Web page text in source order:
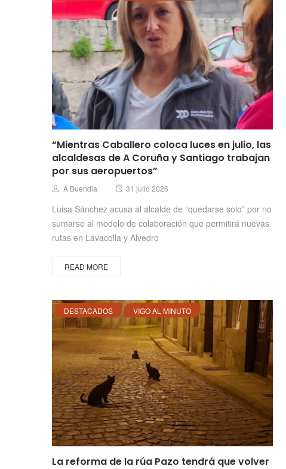
“Mientras Caballero coloca luces en julio, las
alcaldesas de A Coruña y Santiago trabajan
por sus aeropuertos”
Author
A Buendia
Posted
31 julio 2026
Luisa Sánchez acusa al alcalde de “quedarse solo” por no
sumarse al modelo de colaboración que permitirá nuevas
rutas en Lavacolla y Alvedro
READ MORE
DESTACADOS VIGO AL MINUTO
La reforma de la rúa Pazo tendrá que volver